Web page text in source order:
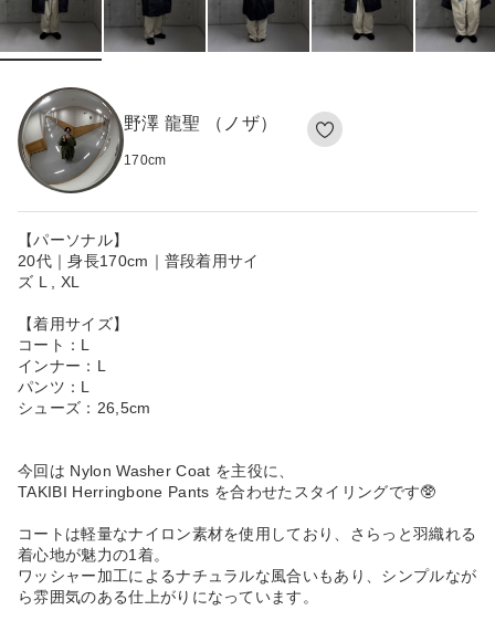
野澤 龍聖 （ノザ）
170cm
【パーソナル】
20代｜身長170cm｜普段着用サイ
ズ L , XL
【着用サイズ】
コート：L
インナー：L
パンツ：L
シューズ：26,5cm
今回は Nylon Washer Coat を主役に、
TAKIBI Herringbone Pants を合わせたスタイリングです🥸
コートは軽量なナイロン素材を使用しており、さらっと羽織れる
着心地が魅力の1着。
ワッシャー加工によるナチュラルな風合いもあり、シンプルなが
ら雰囲気のある仕上がりになっています。